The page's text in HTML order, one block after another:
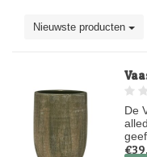
Nieuwste producten
De